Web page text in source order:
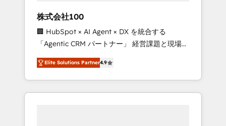
from any legacy CRM. Zero downtime, full
data integrity. ➤ Implementation: Configure
HubSpot to run your revenue process. Sales,
marketing, and service wired together. ➤ AI
and Integrations: Layer Breeze AI, custom
agents, and APIs to remove manual work. ➤
Ongoing Management: Monthly tune-ups,
株式会社100
🏢 HubSpot × AI Agent × DX を統合する
「Agentic CRM パートナー」 経営課題と現場業
務をつなぐAIネイティブ・エージェンシーとし
て、HubSpot Eliteの実装力で顧客フロント業務
を再設計します。 💡 100inc は何をする会社
か？ HubSpotを共通基盤に、AIエージェントを
Elite Solutions Partner4.9